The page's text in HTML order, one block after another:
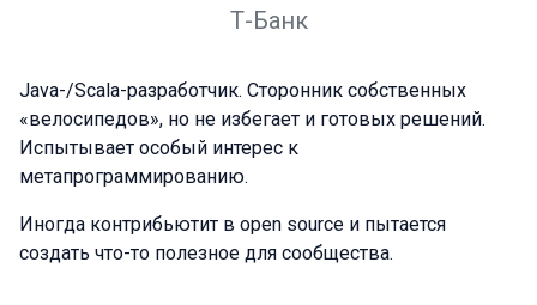
Т-Банк
Java-/Scala-разработчик. Сторонник собственных
«велосипедов», но не избегает и готовых решений.
Испытывает особый интерес к
метапрограммированию.
Иногда контрибьютит в open source и пытается
создать что-то полезное для сообщества.